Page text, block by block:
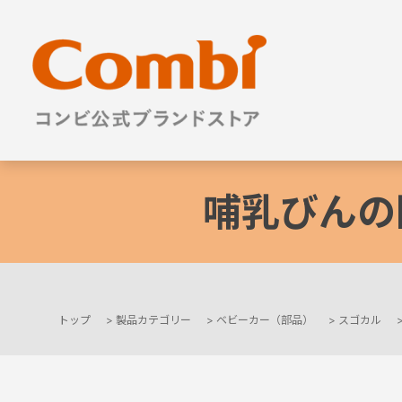
哺乳びん
トップ > 製品カテゴリー > ベビーカー（部品） > スゴカル